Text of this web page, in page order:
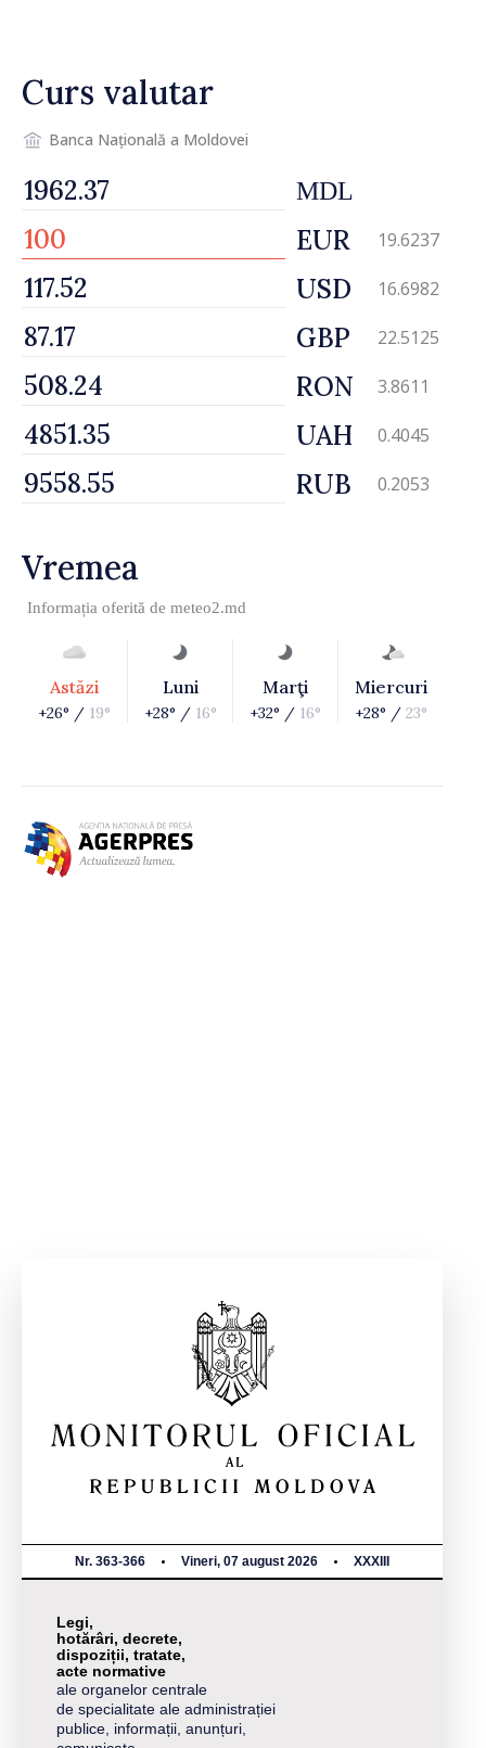
Curs valutar
Banca Națională a Moldovei
MDL
EUR 19.6237
USD 16.6982
GBP 22.5125
RON 3.8611
UAH 0.4045
RUB 0.2053
Vremea
Informația oferită de meteo2.md
Astăzi
+26° / 19°
Luni
+28° / 16°
Marţi
+32° / 16°
Miercuri
+28° / 23°
Nr. 363-366 Vineri, 07 august 2026 XXXIII
Legi,
hotărâri, decrete,
dispoziții, tratate,
acte normative
ale organelor centrale
de specialitate ale administrației
publice, informații, anunțuri,